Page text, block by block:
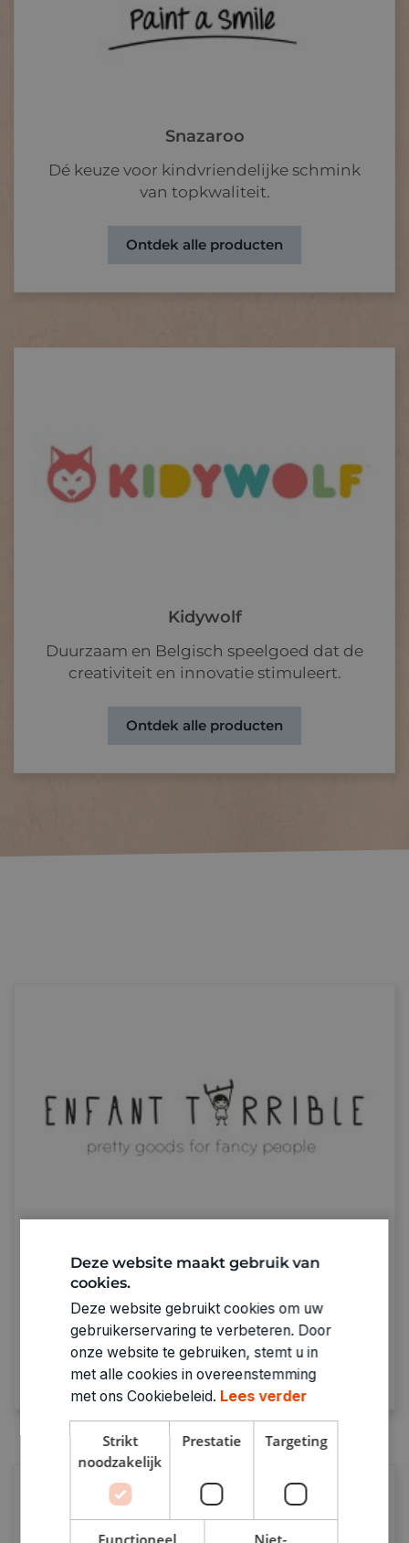
Snazaroo
Dé keuze voor kindvriendelijke schmink
van topkwaliteit.
Ontdek alle producten
Kidywolf
Duurzaam en Belgisch speelgoed dat de
creativiteit en innovatie stimuleert.
Ontdek alle producten
Enfant Terrible
Kwalitatieve wenskaarten voor elke
gelegenheid.
Ontdek alle producten
Deze website maakt gebruik van
cookies.
Deze website gebruikt cookies om uw
gebruikerservaring te verbeteren. Door
onze website te gebruiken, stemt u in
met alle cookies in overeenstemming
met ons Cookiebeleid. Lees verder
Strikt
noodzakelijk
Prestatie Targeting
Functioneel Niet-